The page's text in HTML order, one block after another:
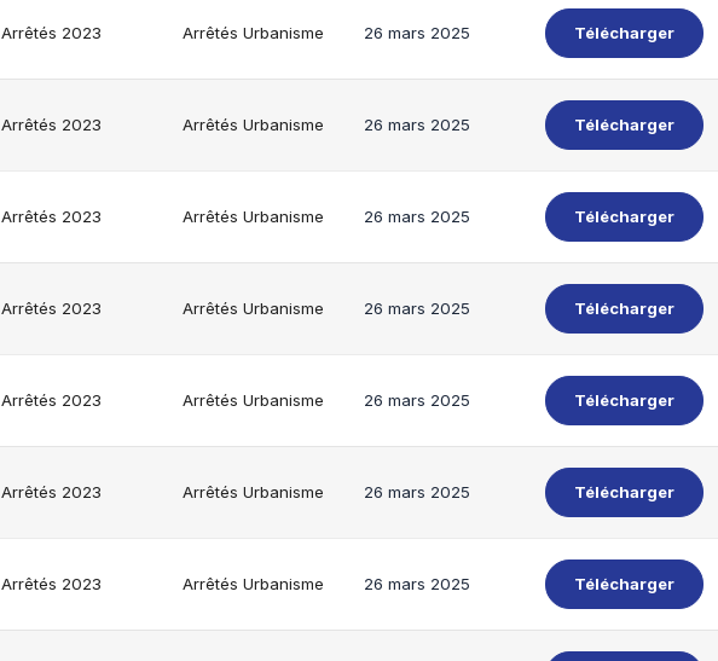
Arrêtés 2023 Arrêtés Urbanisme 26 mars 2025 Télécharger
Arrêtés 2023 Arrêtés Urbanisme 26 mars 2025 Télécharger
Arrêtés 2023 Arrêtés Urbanisme 26 mars 2025 Télécharger
Arrêtés 2023 Arrêtés Urbanisme 26 mars 2025 Télécharger
Arrêtés 2023 Arrêtés Urbanisme 26 mars 2025 Télécharger
Arrêtés 2023 Arrêtés Urbanisme 26 mars 2025 Télécharger
Arrêtés 2023 Arrêtés Urbanisme 26 mars 2025 Télécharger